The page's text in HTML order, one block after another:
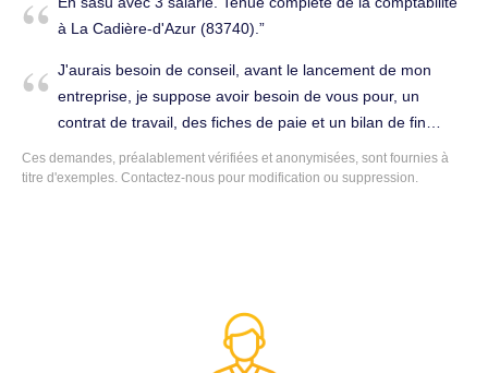
(83740).
à La Cadière-d'Azur (83740).
J'aurais besoin de conseil, avant le lancement de mon
entreprise, je suppose avoir besoin de vous pour, un
contrat de travail, des fiches de paie et un bilan de fin
saison. Tenue complète de la comptabilité à La Cadière-
d'Azur (83740).
Ces demandes, préalablement vérifiées et anonymisées, sont fournies à
titre d'exemples. Contactez-nous pour modification ou suppression.